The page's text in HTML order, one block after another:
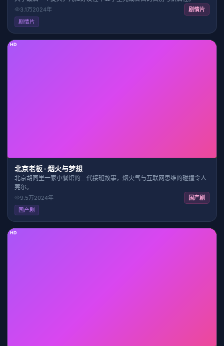
3.1万2024年 剧情片
剧情片
HD
北京老板 · 烟火与梦想
北京胡同里一家小餐馆的二代接班故事，烟火气与互联网思维的碰撞令人
莞尔。
9.5万2024年 国产剧
国产剧
HD